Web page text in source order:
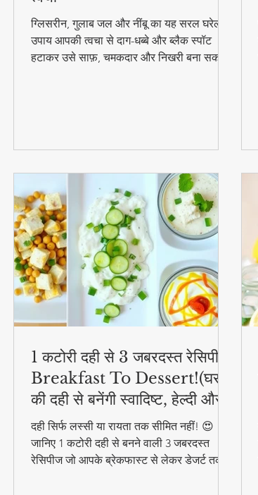
ग्लिसरीन, गुलाब जल और नींबू का यह सरल घरेलू
उपाय आपकी त्वचा से दाग-धब्बे और ब्लैक स्पॉट
हटाकर उसे साफ़, चमकदार और निखरी बना सकता
1 कटोरी दही से 3 जबरदस्त रेसिपी –
Breakfast To Dessert!(घर
की दही से बनेंगी स्वादिष्ट, हेल्दी और
आसान डिशेज)
दही सिर्फ लस्सी या रायता तक सीमित नहीं! 😍
जानिए 1 कटोरी दही से बनने वाली 3 जबरदस्त
रेसिपीज जो आपके ब्रेकफास्ट से लेकर डेजर्ट तक